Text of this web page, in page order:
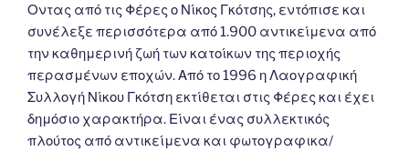
Οντας από τις Φέρες ο Νίκος Γκότσης, εντόπισε και
συνέλεξε περισσότερα από 1.900 αντικείμενα από
την καθημερινή ζωή των κατοίκων της περιοχής
περασμένων εποχών. Από το 1996 η Λαογραφική
Συλλογή Νίκου Γκότση εκτίθεται στις Φέρες και έχει
δημόσιο χαρακτήρα. Είναι ένας συλλεκτικός
πλούτος από αντικείμενα και φωτογραφικα/